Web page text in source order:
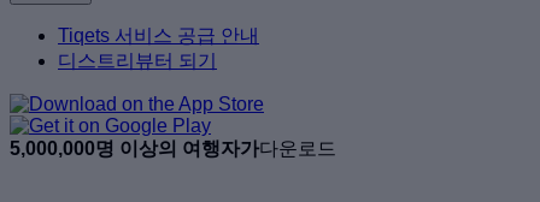
Tiqets 서비스 공급 안내
디스트리뷰터 되기
5,000,000명 이상의 여행자가다운로드